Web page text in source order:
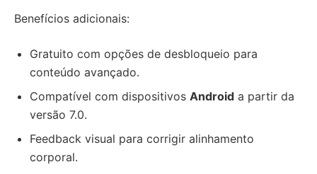
Benefícios adicionais:
Gratuito com opções de desbloqueio para
conteúdo avançado.
Compatível com dispositivos Android a partir da
versão 7.0.
Feedback visual para corrigir alinhamento
corporal.